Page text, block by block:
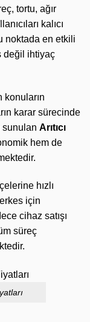
tortu, ağır
kalıcı
noktada en etkili
değil ihtiyaç
konuların
karar sürecinde
sunulan Arıtıcı
hem de
hızlı
için
cihaz satışı
süreç